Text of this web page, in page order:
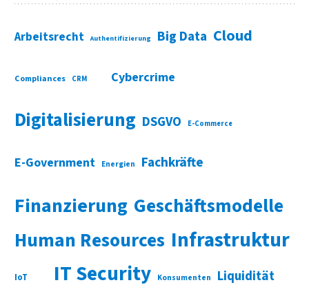
Arbeitsrecht Authentifizierung Big Data Cloud
Compliances CRM Cybercrime
Digitalisierung DSGVO E-Commerce
E-Government Energien Fachkräfte
Finanzierung Geschäftsmodelle
Human Resources Infrastruktur
IoT IT Security Konsumenten Liquidität